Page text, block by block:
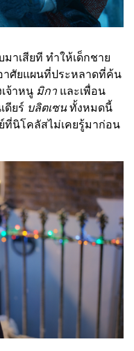
าเสียที ทำให้เด็กชาย
าศัยแผนที่ประหลาดที่ค้น
จ้าหนู มิกา และเพื่อน
ดียร์ บลิตเซน ทั้งหมดนี้
ที่นิโคลัสไม่เคยรู้มาก่อน